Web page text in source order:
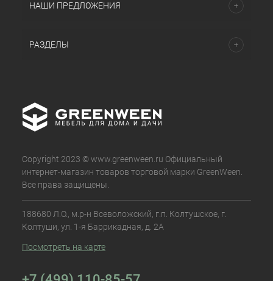
НАШИ ПРЕДЛОЖЕНИЯ
РАЗДЕЛЫ
Copyright 2023 © www.greenween.ru Официальный
интернет-магазин товаров торговой марки GreenWeen.
Все права защищены.
188680 Л.О., м.р-н Всеволожский, г.п. Колтушское, г.
Колтуши, ул. 1-я Баррикадная, д. 2А
Посмотреть на карте